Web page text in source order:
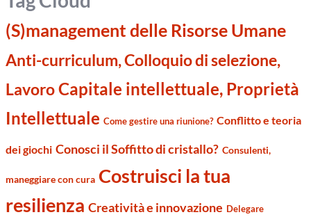
(S)management delle Risorse Umane
Anti-curriculum, Colloquio di selezione,
LavoroCapitale intellettuale, Proprietà
Intellettuale Come gestire una riunione? Conflitto e teoria
dei giochi Conosci il Soffitto di cristallo? Consulenti,
maneggiare con cura Costruisci la tua
resilienza Creatività e innovazione Delegare